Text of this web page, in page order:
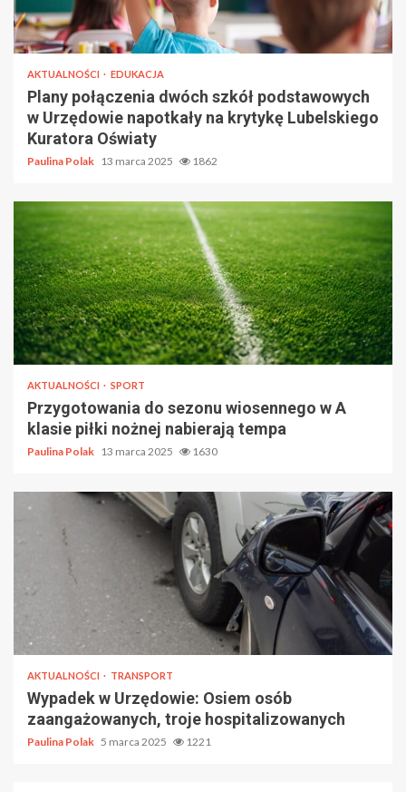
AKTUALNOŚCI EDUKACJA
Plany połączenia dwóch szkół podstawowych
w Urzędowie napotkały na krytykę Lubelskiego
Kuratora Oświaty
Paulina Polak 13 marca 2025 1862
AKTUALNOŚCI SPORT
Przygotowania do sezonu wiosennego w A
klasie piłki nożnej nabierają tempa
Paulina Polak 13 marca 2025 1630
AKTUALNOŚCI TRANSPORT
Wypadek w Urzędowie: Osiem osób
zaangażowanych, troje hospitalizowanych
Paulina Polak 5 marca 2025 1221